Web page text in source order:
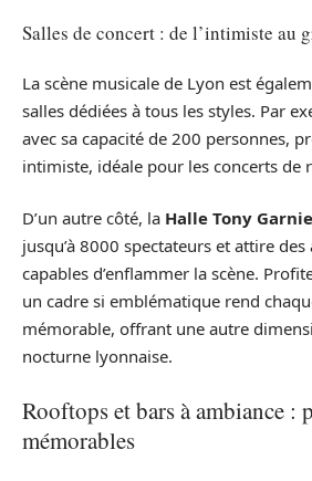
Salles de concert : de l’intimiste au
La scène musicale de Lyon est
salles dédiées à tous les styles. Par
avec sa capacité de 200 personnes,
intimiste, idéale pour les concerts de
D’un autre côté, la Halle Tony
jusqu’à 8000 spectateurs et attire
capables d’enflammer la scène.
un cadre si emblématique rend
mémorable, offrant une autre
nocturne lyonnaise.
Rooftops et bars à ambiance :
mémorables